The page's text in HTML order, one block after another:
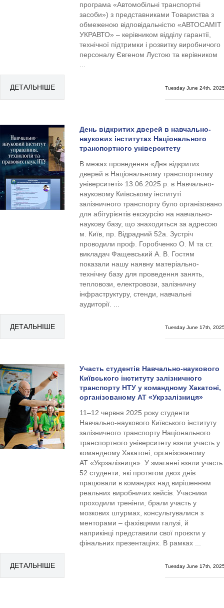
програма «Автомобільні транспортні
засоби») з представниками Товариства з
обмеженою відповідальністю «АВТОСАМІТ
УКРАВТО» – керівником відділу гарантії,
технічної підтримки і розвитку виробничого
персоналу Євгеном Лустою та керівником
ДЕТАЛЬНІШЕ Tuesday June 24th,
День відкритих дверей в навчально-
наукових інститутах Національного
транспортного університету
В межах проведення «Дня відкритих
дверей в Національному транспортному
університеті» 13.06.2025 р. в Навчально-
науковому Київському інституті
залізничного транспорту було організовано
для абітурієнтів екскурсію на навчально-
наукову базу, що знаходиться за адресою
м. Київ, пр. Відрадний 52а. Зустріч
проводили проф. Горобченко О. М та ст.
викладач Фащевський А. В. Гостям
показали нашу наявну матеріально-
технічну базу для проведення занять,
тепловози, електровози, залізничну
інфраструктуру, стенди, навчальні
аудиторії. ...
ДЕТАЛЬНІШЕ Tuesday June 17th,
Участь студентів Навчально-наукового
Київського інституту залізничного
транспорту НТУ у командному Хакатоні,
організованому АТ «Укрзалізниця»
11–12 червня 2025 року студенти
Навчально-наукового Київського інституту
залізничного транспорту Національного
транспортного університету взяли участь у
командному Хакатоні, організованому
АТ «Укрзалізниця». У змаганні взяли участь
52 студенти, які протягом двох днів
працювали в командах над вирішенням
реальних виробничих кейсів. Учасники
проходили тренінги, брали участь у
мозкових штурмах, консультувалися з
менторами – фахівцями галузі, й
наприкінці представили свої проєкти у
фінальних презентаціях. В рамках ...
ДЕТАЛЬНІШЕ Tuesday June 17th,